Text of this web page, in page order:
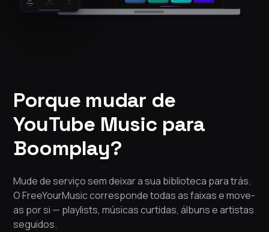
Porque mudar de
YouTube Music para
Boomplay?
Mude de serviço sem deixar a sua biblioteca para trás.
O FreeYourMusic corresponde todas as faixas e move-
as por si — playlists, músicas curtidas, álbuns e artistas
seguidos.